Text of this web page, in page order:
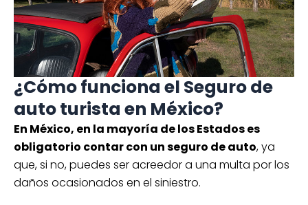
¿Cómo funciona el Seguro de
auto turista en México?
En México, en la mayoría de los Estados es
obligatorio contar con un seguro de auto, ya
que, si no, puedes ser acreedor a una multa por los
daños ocasionados en el siniestro.